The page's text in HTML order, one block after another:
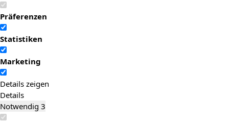
Präferenzen
Statistiken
Marketing
Details zeigen
Details
Notwendig 3